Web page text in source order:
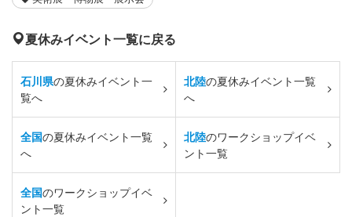
夏休みイベント一覧に戻る
石川県の夏休みイベント一
覧へ
北陸の夏休みイベント一覧
へ
全国の夏休みイベント一覧
へ
北陸のワークショップイベ
ント一覧
全国のワークショップイベ
ント一覧